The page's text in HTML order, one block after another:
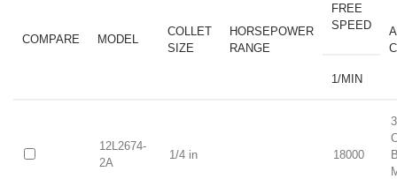
COMPARE MODEL
COLLET
SIZE
HORSEPOWER
RANGE
FREE
SPEED
1/MIN
12L2674-
2A
1/4 in 18000